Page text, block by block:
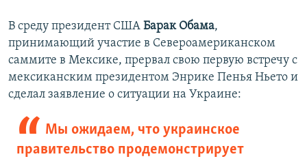
В среду президент США Барак Обама,
принимающий участие в Североамериканском
саммите в Мексике, прервал свою первую встречу с
мексиканским президентом Энрике Пенья Ньето и
сделал заявление о ситуации на Украине:
Мы ожидаем, что украинское
правительство продемонстрирует